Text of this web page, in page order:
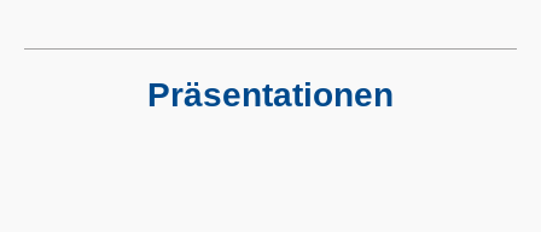
Präsentationen